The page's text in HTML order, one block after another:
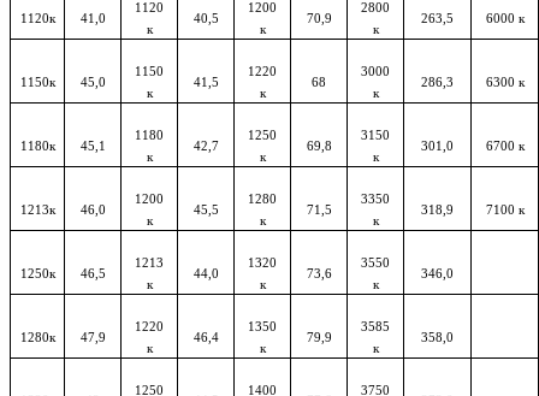
1120к 41,0
1120
к
40,5
1200
к
70,9
2800
к
263,5 6000 к
1150к 45,0
1150
к
41,5
1220
к
68
3000
к
286,3 6300 к
1180к 45,1
1180
к
42,7
1250
к
69,8
3150
к
301,0 6700 к
1213к 46,0
1200
к
45,5
1280
к
71,5
3350
к
318,9 7100 к
1250к 46,5
1213
к
44,0
1320
к
73,6
3550
к
346,0
1280к 47,9
1220
к
46,4
1350
к
79,9
3585
к
358,0
1250
1400
3750